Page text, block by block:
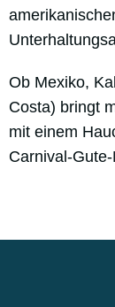
Ob Mexiko,
Costa) bringt
mit einem
Carnival-